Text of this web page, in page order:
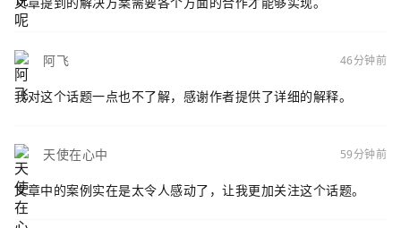
阿飞 46分钟前
我对这个话题一点也不了解，感谢作者提供了详细的解释。
天使在心中 59分钟前
文章中的案例实在是太令人感动了，让我更加关注这个话题。